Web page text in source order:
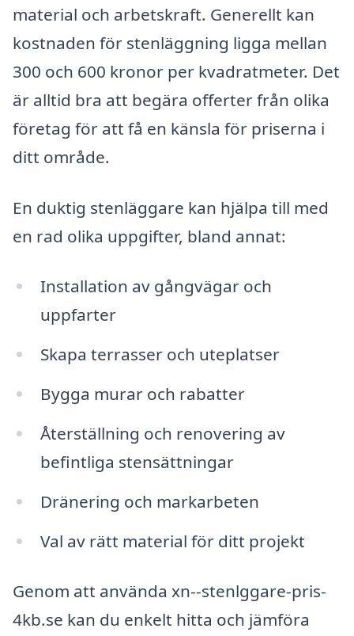
material och arbetskraft. Generellt kan
kostnaden för stenläggning ligga mellan
300 och 600 kronor per kvadratmeter. Det
är alltid bra att begära offerter från olika
företag för att få en känsla för priserna i
ditt område.
En duktig stenläggare kan hjälpa till med
en rad olika uppgifter, bland annat:
Installation av gångvägar och
uppfarter
Skapa terrasser och uteplatser
Bygga murar och rabatter
Återställning och renovering av
befintliga stensättningar
Dränering och markarbeten
Val av rätt material för ditt projekt
Genom att använda xn--stenlggare-pris-
4kb.se kan du enkelt hitta och jämföra